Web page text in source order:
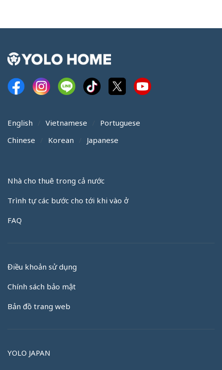
English Vietnamese
Portuguese
Chinese
Korean Japanese
Nhà cho thuê trong cả nước
Trình tự các bước cho tới khi vào ở
FAQ
Điều khoản sử dụng
Chính sách bảo mật
Bản đồ trang web
YOLO JAPAN